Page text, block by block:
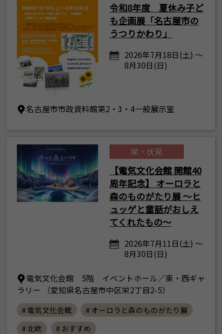
令和8年度 夏休み子ど
も企画展「名古屋市の
うつりかわり」
2026年7月18日(土) ～
8月30日(日)
名古屋市市政資料館第2・3・4一般展示室
栄・伏見
【電気文化会館 開館40
周年記念】 オーロラと
森のものがたり展 ～ヒ
ュッゲと童話がおしえ
てくれたもの～
2026年7月11日(土) ～
8月30日(日)
電気文化会館 5階 イベントホール／東・西ギャ
ラリー （愛知県名古屋市中区栄2丁目2-5）
# 電気文化会館
# オーロラと森のものがたり展
# 北欧
# おすすめ